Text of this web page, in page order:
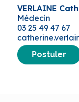
VERLAINE
Médecin
03 25 49 47 67
Postuler